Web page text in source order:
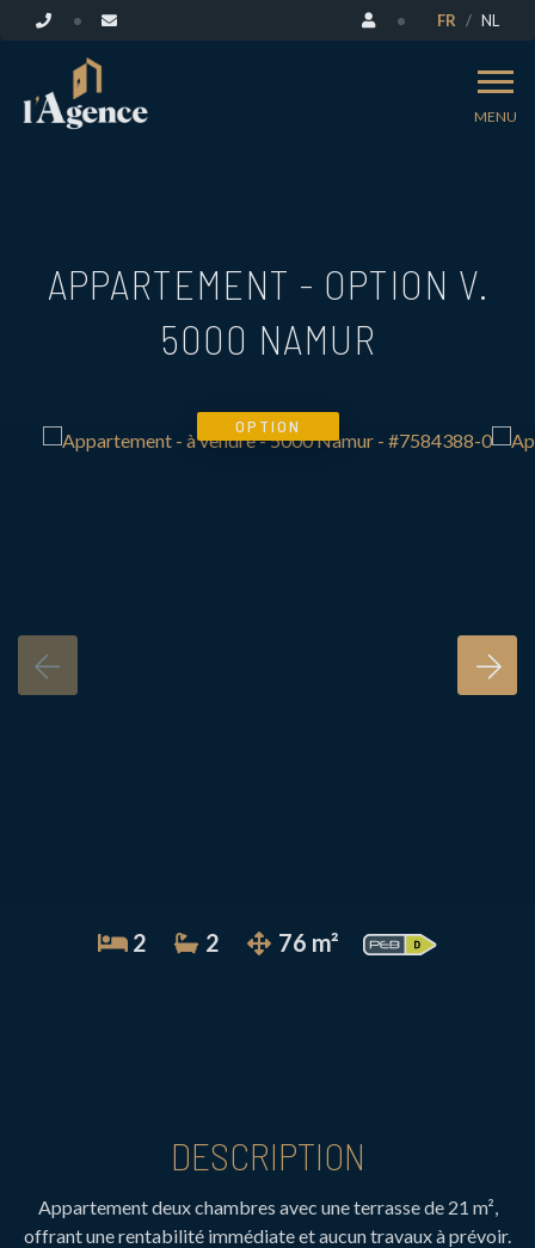
FR NL
MENU
APPARTEMENT - OPTION V.
5000 NAMUR
OPTION
2 2 76 m²
DESCRIPTION
Appartement deux chambres avec une terrasse de 21 m²,
offrant une rentabilité immédiate et aucun travaux à prévoir.